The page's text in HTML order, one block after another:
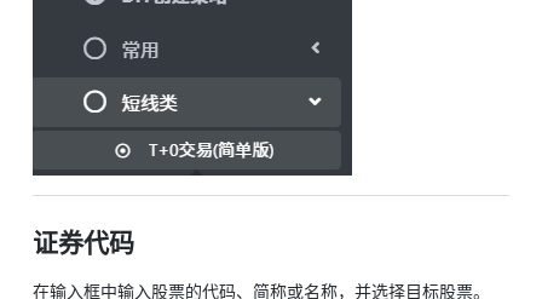
证券代码
在输入框中输入股票的代码、简称或名称，并选择目标股票。